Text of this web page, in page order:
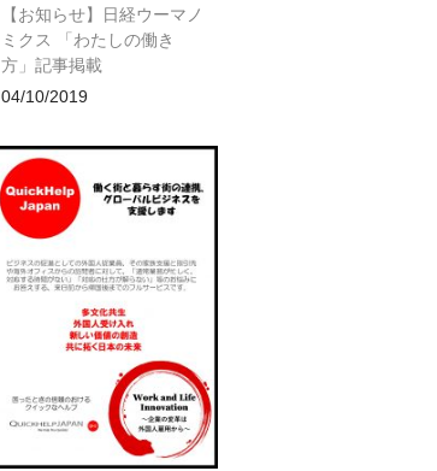
【お知らせ】日経ウーマノ
ミクス 「わたしの働き
方」記事掲載
04/10/2019